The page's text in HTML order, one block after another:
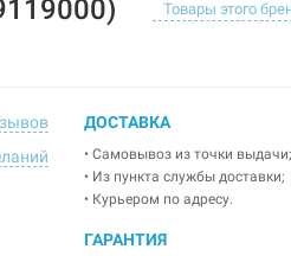
Товары этого
ДОСТАВКА
• Самовывоз из точки выдачи;
• Из пункта службы доставки;
• Курьером по адресу.
ГАРАНТИЯ